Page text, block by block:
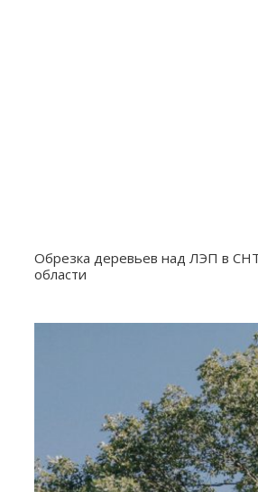
Обрезка деревьев над ЛЭП в
области